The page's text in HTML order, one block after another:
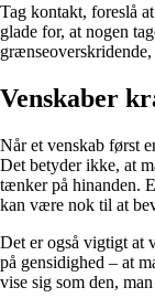
Tag kontakt, foreslå
glade for, at nogen
Venskaber
Når et venskab først
Det betyder ikke, at
tænker på hinanden.
kan være nok til at
Det er også vigtigt at
på gensidighed – at
vise sig som den,